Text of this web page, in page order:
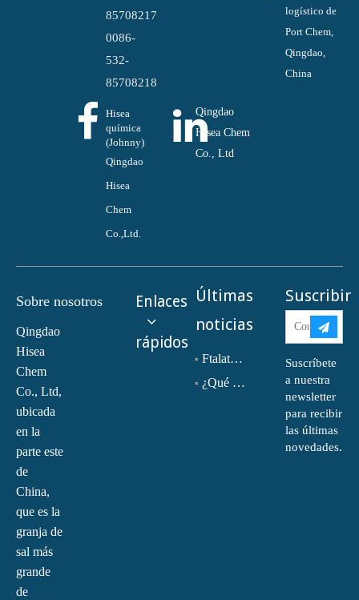
85708217
0086-
532-
85708218
logístico de
Port Chem,
Qingdao,
China
Hisea
química
(Johnny)
Qingdao
Hisea
Chem
Co.,Ltd.
Qingdao
Hisea Chem
Co., Ltd
Sobre nosotros
Qingdao
Hisea
Chem
Co., Ltd,
ubicada
en la
parte este
de
China,
que es la
granja de
sal más
grande
de
Enlaces
rápidos
Últimas
noticias
Ftalato de dioctilo (DOP) CAS NO.:117-81-7
¿Qué es la monoetanolamina (MEA)?
Suscribir
Suscríbete
a nuestra
newsletter
para recibir
las últimas
novedades.